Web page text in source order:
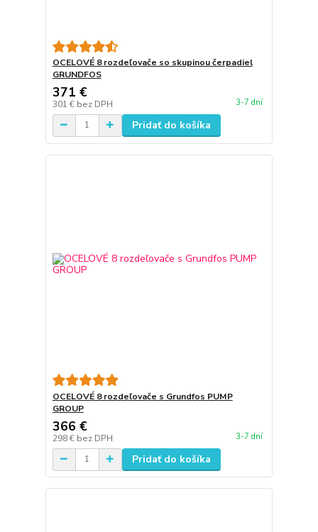
OCELOVÉ 8 rozdeľovače so skupinou čerpadiel
GRUNDFOS
371 €
301 € bez DPH 3-7 dní
Pridať do košíka
OCELOVÉ 8 rozdeľovače s Grundfos PUMP
GROUP
366 €
298 € bez DPH 3-7 dní
Pridať do košíka